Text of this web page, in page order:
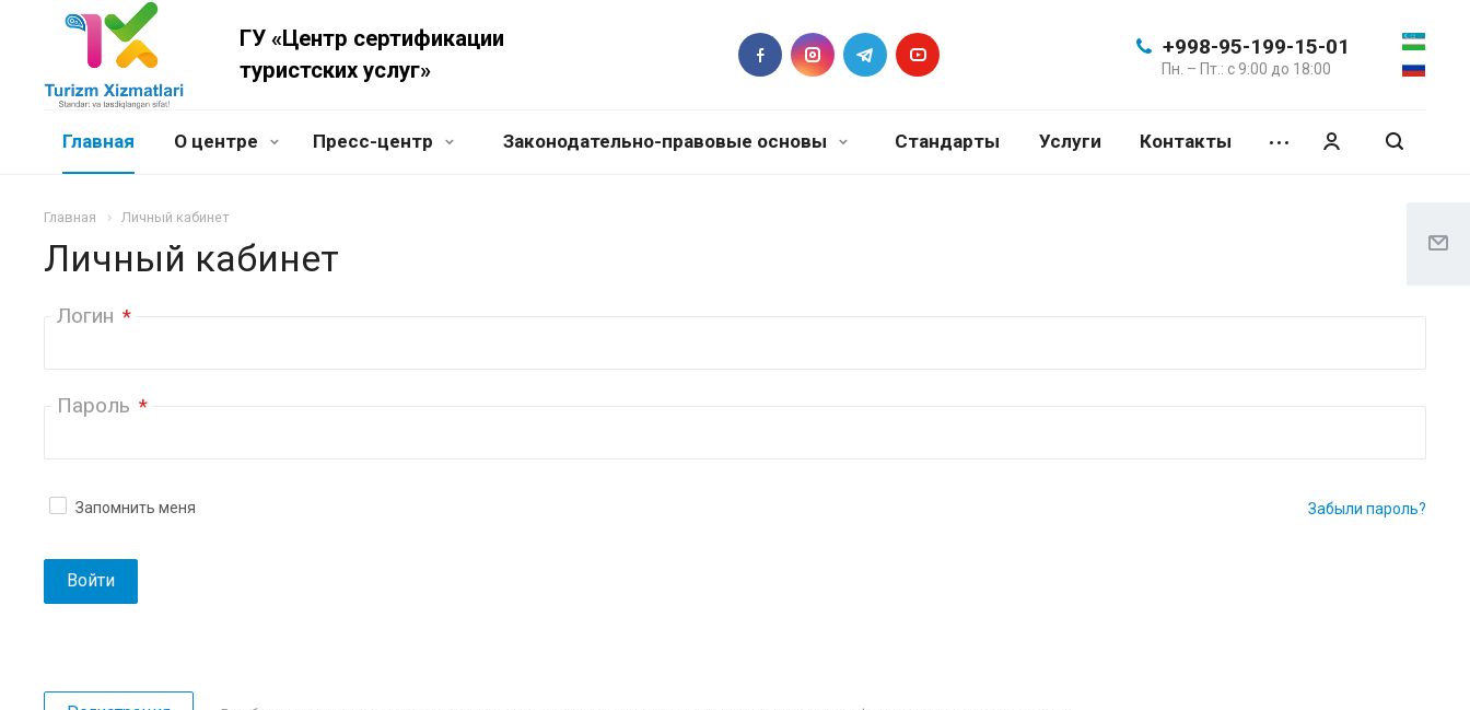
ГУ «Центр сертификации
туристских услуг»
+998-95-199-15-01
Пн. – Пт.: с 9:00 до 18:00
Главная О центре Пресс-центр Законодательно-правовые основы Стандарты Услуги Контакты
Главная Личный кабинет
Личный кабинет
Логин *
Пароль *
Забыли пароль?
Запомнить меня
Войти